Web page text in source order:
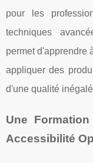
pour les
techniques
permet d'apprendre
appliquer des
d'une qualité
Une
Accessibilité